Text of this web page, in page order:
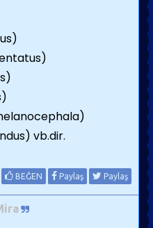
vb.dir.
BEĞEN Paylaş Paylaş